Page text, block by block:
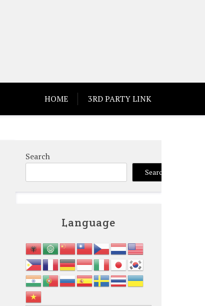
HOME 3RD PARTY LINK
Search
Search
Language